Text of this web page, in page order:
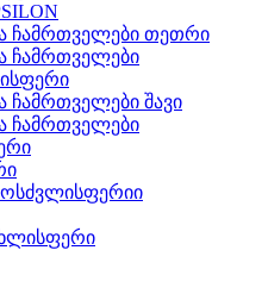
ჩამრთველები თეთრი
ჩამრთველები
ჩამრთველები შავი
ჩამრთველები